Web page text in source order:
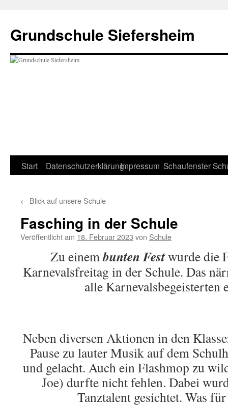
springen
Grundschule Siefersheim
Start DatenschutzerklärungImpressum Schaufenster
← Blick auf unsere Schule
Fasching in der Schule
Veröffentlicht am 18. Februar 2023 von Schule
Zu einembunten Festwurde die
Karnevalsfreitag in der Schule. Das
alle Karnevalsbegeisterten
Neben diversen Aktionen in den
Pause zu lauter Musik auf dem
und gelacht. Auch ein Flashmop zu
Joe) durfte nicht fehlen. Dabei
Tanztalent gesichtet. Was